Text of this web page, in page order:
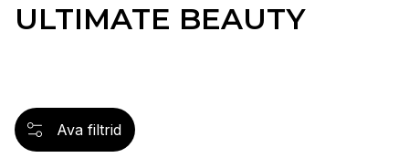
ULTIMATE BEAUTY
Ava filtrid